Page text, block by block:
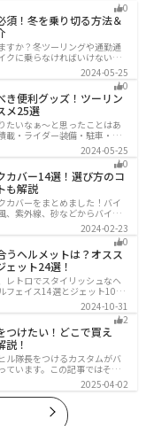
0
須！冬を乗り切る方法＆
すか？冬ツーリングや通勤通
クに乗らなければいけない時
めました！オススメの寒さ対
で、これで寒い冬でも快適に
2024-05-25
0
き便利グッズ！ツーリン
メ25選
たいなぁ〜と思ったことはあ
載・ライダー装備・駐車・メ
ンルで、バイクをもっと快適
を紹介します！
2024-05-25
0
カバー14選！選び方のコ
も解説
カバーをまとめました！バイ
、紫外線、砂などからバイク
難やいたずら対策にもなりま
からオススメまでまとめまし
る人はぜひ参考にしてくださ
2024-02-23
0
うヘルメットは？オスス
ェット24選！
レトロでスタイリッシュなヘ
フェイス14選とジェット10選
安全性とデザインの両立を実
で、あなたのライダーズライ
ードしましょう！
2024-10-31
2
つけたい！どこで買え
説！
ル隊長をつけるカスタムがバ
ています。この記事ではそん
こで買えるのかどんな種類が
際の注意点などまとめまし
カスタムをしたい人は参考
2025-04-02